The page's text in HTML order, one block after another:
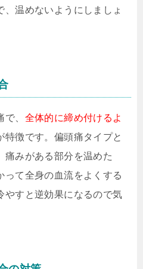
温めないようにしましょ
、 全体的に締め付けるよ
特徴です。偏頭痛タイプと
痛みがある部分を温めた
って全身の血流をよくする
やすと逆効果になるので気